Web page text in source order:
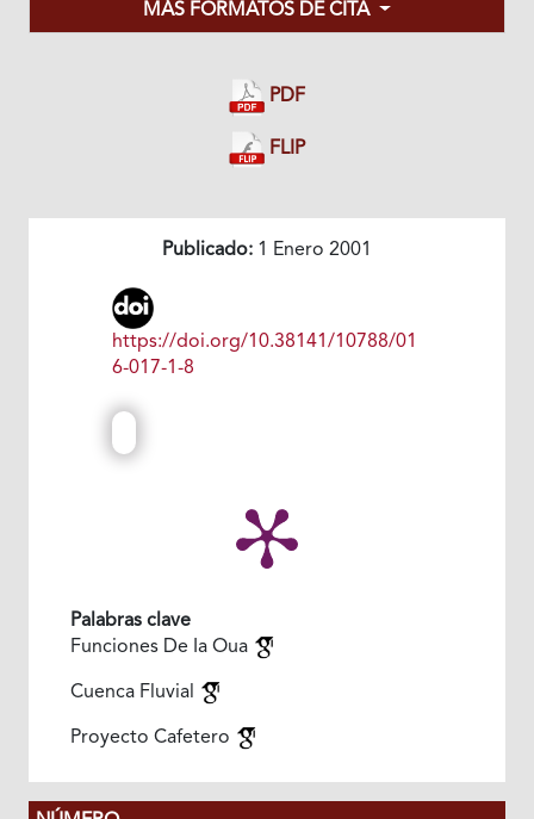
MÁS FORMATOS DE CITA
PDF
FLIP
Publicado: 1 Enero 2001
https://doi.org/10.38141/10788/01
6-017-1-8
Palabras clave
Funciones De Ia Oua
Cuenca Fluvial
Proyecto Cafetero